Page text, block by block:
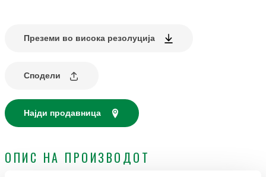
Преземи во висока резолуција
Сподели
Најди продавница
ОПИС НА ПРОИЗВОДОТ